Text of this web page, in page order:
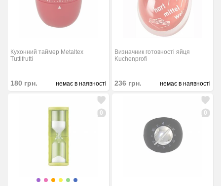
Кухонний таймер Metaltex
Tuttifrutti
180 грн. немає в наявності
Визначник готовності яйця
Kuchenprofi
236 грн. немає в наявності
0 0